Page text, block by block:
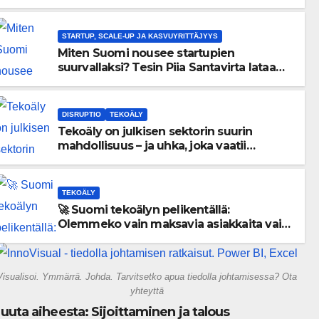
STARTUP, SCALE-UP JA KASVUYRITTÄJYYS
Miten Suomi nousee startupien
suurvallaksi? Tesin Piia Santavirta lataa
DISRUPTIO TEKOÄLY
Tekoäly on julkisen sektorin suurin
mahdollisuus – ja uhka, joka vaatii
TEKOÄLY
🚀 Suomi tekoälyn pelikentällä:
Olemmeko vain maksavia asiakkaita vai
gigatehtaan?
Ymmärrä. Johda. Tarvitsetko apua tiedolla johtamisessa? Ota
yhteyttä
aiheesta: Sijoittaminen ja talous